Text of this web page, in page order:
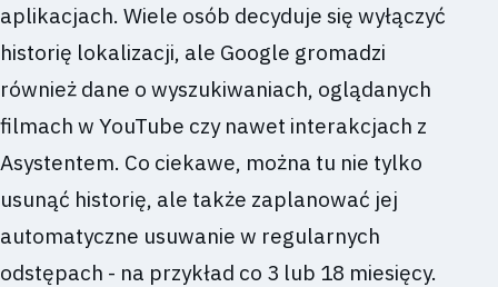
aplikacjach. Wiele osób decyduje się wyłączyć
historię lokalizacji, ale Google gromadzi
również dane o wyszukiwaniach, oglądanych
filmach w YouTube czy nawet interakcjach z
Asystentem. Co ciekawe, można tu nie tylko
usunąć historię, ale także zaplanować jej
automatyczne usuwanie w regularnych
odstępach - na przykład co 3 lub 18 miesięcy.